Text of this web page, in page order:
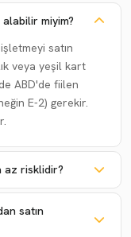
miyim?
satın
veya yeşil kart
ABD'de fiilen
E-2) gerekir.
az risklidir?
satın